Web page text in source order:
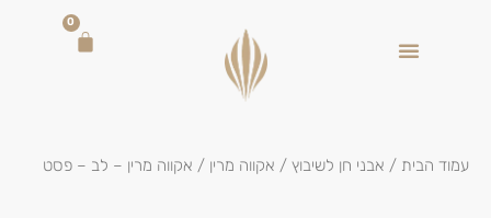
0
עמוד הבית / אבני חן לשיבוץ / אקווה מרין / אקווה מרין – לב – פסט